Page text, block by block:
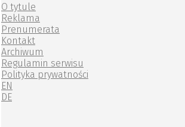
O tytule
Reklama
Prenumerata
Kontakt
Archiwum
Regulamin serwisu
Polityka prywatności
EN
DE